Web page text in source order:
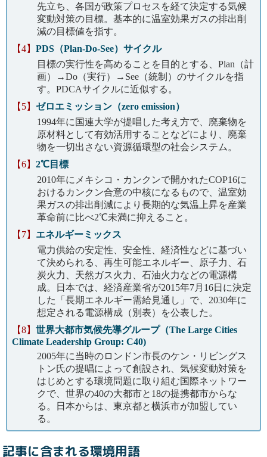
先立ち、各国が政策プロセスを経て決定する気候
変動対策の目標。基本的に温室効果ガスの排出削
減の目標値を指す。
【4】 PDS（Plan-Do-See）サイクル
目標の実行性を高めることを目的とする、Plan（計
画）→Do（実行）→See（統制）のサイクルを指
す。PDCAサイクルに近似する。
【5】 ゼロエミッション（zero emission）
1994年に国連大学が提唱した考え方で、廃棄物を
原材料として有効活用することなどにより、廃棄
物を一切出さない資源循環型の社会システム。
【6】 2℃目標
2010年にメキシコ・カンクンで開かれたCOP16に
おけるカンクン合意の中核になるもので、温室効
果ガスの排出削減により長期的な気温上昇を産業
革命前に比べ2℃未満に抑えること。
【7】 エネルギーミックス
電力供給の安定性、安全性、経済性などに基づい
て決められる、再生可能エネルギー、原子力、石
炭火力、天然ガス火力、石油火力などの電源構
成。日本では、経済産業省が2015年7月16日に決定
した「長期エネルギー需給見通し」で、2030年に
想定される電源構成（別表）を公表した。
【8】 世界大都市気候先導グループ（The Large Cities
Climate Leadership Group: C40)
2005年に当時のロンドン市長のケン・リビングス
トン氏の提唱によって創設され、気候変動対策を
はじめとする環境問題に取り組む国際ネットワー
クで、世界の40の大都市と18の提携都市からな
る。日本からは、東京都と横浜市が加盟してい
る。
記事に含まれる環境用語